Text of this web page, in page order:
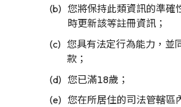
您將保持此類資訊的準確
時更新該等註冊資訊；
您具有法定行為能力，並
款；
您已滿18歲；
您在所居住的司法管轄區